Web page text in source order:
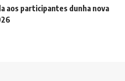
aos participantes dunha nova